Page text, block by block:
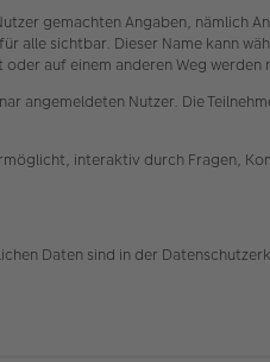
gemachten Angaben, nämlich
alle sichtbar. Dieser Name kann
auf einem anderen Weg
angemeldeten Nutzer. Die
interaktiv durch Fragen,
Daten sind in der